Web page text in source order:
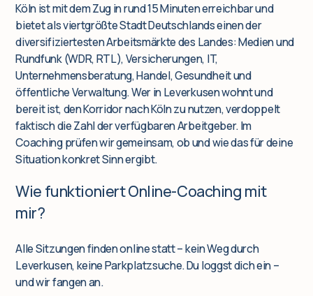
Köln ist mit dem Zug in rund 15 Minuten erreichbar und
bietet als viertgrößte Stadt Deutschlands einen der
diversifiziertesten Arbeitsmärkte des Landes: Medien und
Rundfunk (WDR, RTL), Versicherungen, IT,
Unternehmensberatung, Handel, Gesundheit und
öffentliche Verwaltung. Wer in Leverkusen wohnt und
bereit ist, den Korridor nach Köln zu nutzen, verdoppelt
faktisch die Zahl der verfügbaren Arbeitgeber. Im
Coaching prüfen wir gemeinsam, ob und wie das für deine
Situation konkret Sinn ergibt.
Wie funktioniert Online-Coaching mit
mir?
Alle Sitzungen finden online statt – kein Weg durch
Leverkusen, keine Parkplatzsuche. Du loggst dich ein –
und wir fangen an.